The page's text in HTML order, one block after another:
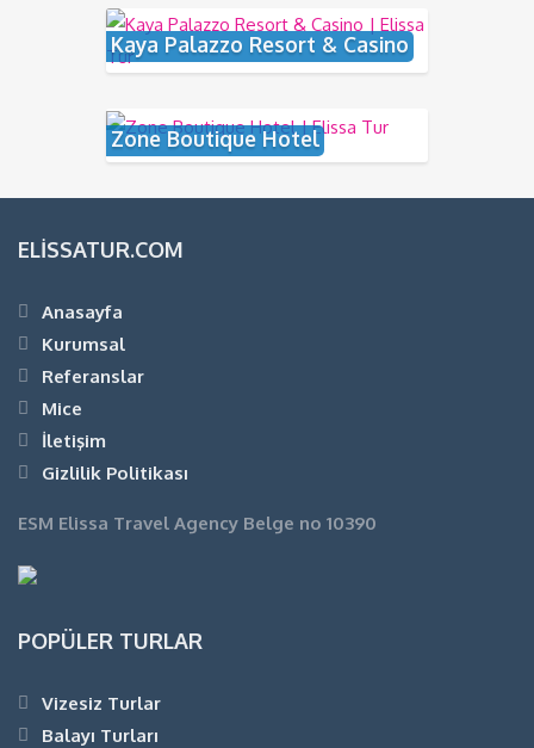
Kaya Palazzo Resort & Casino
Zone Boutique Hotel
ELISSATUR.COM
Anasayfa
Kurumsal
Referanslar
Mice
İletişim
Gizlilik Politikası
ESM Elissa Travel Agency Belge no 10390
POPÜLER TURLAR
Vizesiz Turlar
Balayı Turları